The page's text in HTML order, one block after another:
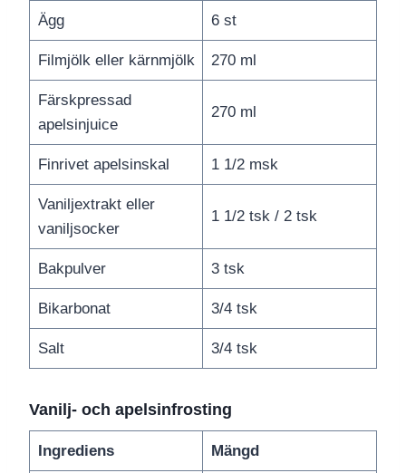
Ägg 6 st
Filmjölk eller kärnmjölk 270 ml
Färskpressad
apelsinjuice
270 ml
Finrivet apelsinskal 1 1/2 msk
Vaniljextrakt eller
vaniljsocker
1 1/2 tsk / 2 tsk
Bakpulver 3 tsk
Bikarbonat 3/4 tsk
Salt 3/4 tsk
Vanilj- och apelsinfrosting
Ingrediens Mängd